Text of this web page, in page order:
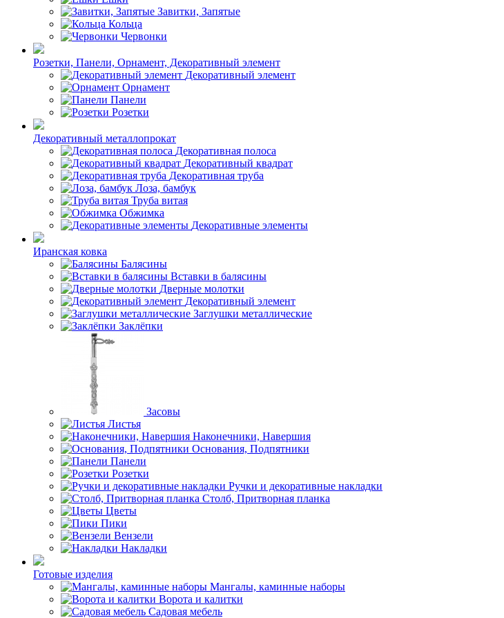
Завитки, Запятые
Кольца
Червонки
Розетки, Панели, Орнамент, Декоративный элемент
Декоративный элемент
Орнамент
Панели
Розетки
Декоративный металлопрокат
Декоративная полоса
Декоративный квадрат
Декоративная труба
Лоза, бамбук
Труба витая
Обжимка
Декоративные элементы
Иранская ковка
Балясины
Вставки в балясины
Дверные молотки
Декоративный элемент
Заглушки металлические
Заклёпки
Засовы
Листья
Наконечники, Навершия
Основания, Подпятники
Панели
Розетки
Ручки и декоративные накладки
Столб, Притворная планка
Цветы
Пики
Вензели
Накладки
Готовые изделия
Мангалы, каминные наборы
Ворота и калитки
Садовая мебель